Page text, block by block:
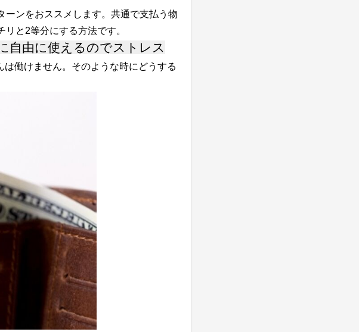
ンをおススメします。共通で支払う物
と2等分にする方法です。
自由に使えるのでストレス
働けません。そのような時にどうする